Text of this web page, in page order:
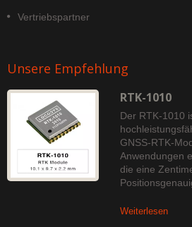
Vertriebspartner
Unsere Empfehlung
RTK-1010
Der RTK-1010
GNSS-RTK-
Anwendungen
die eine
Weiterlesen